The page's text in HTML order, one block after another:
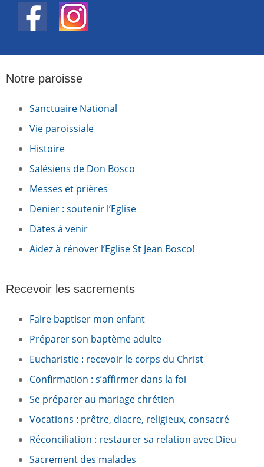
Notre paroisse
Sanctuaire National
Vie paroissiale
Histoire
Salésiens de Don Bosco
Messes et prières
Denier : soutenir l’Eglise
Dates à venir
Aidez à rénover l’Eglise St Jean Bosco!
Recevoir les sacrements
Faire baptiser mon enfant
Préparer son baptème adulte
Eucharistie : recevoir le corps du Christ
Confirmation : s’affirmer dans la foi
Se préparer au mariage chrétien
Vocations : prêtre, diacre, religieux, consacré
Réconciliation : restaurer sa relation avec Dieu
Sacrement des malades